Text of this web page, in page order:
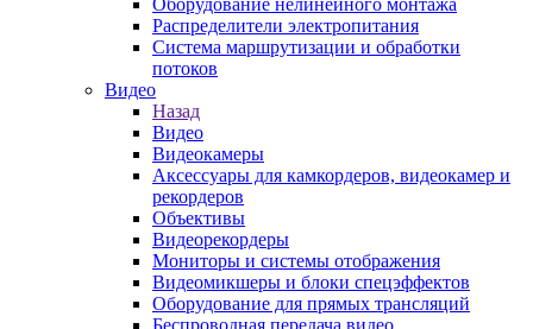
Оборудование нелинейного монтажа
Распределители электропитания
Система маршрутизации и обработки
потоков
Видео
Назад
Видео
Видеокамеры
Аксессуары для камкордеров, видеокамер и
рекордеров
Объективы
Видеорекордеры
Мониторы и системы отображения
Видеомикшеры и блоки спецэффектов
Оборудование для прямых трансляций
Беспроводная передача видео